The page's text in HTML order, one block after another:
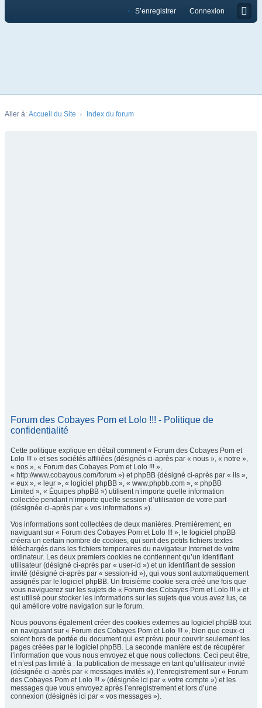
Connexion
S’enregistrer
Aller à: Accueil du Site Index du forum
Forum des Cobayes Pom et Lolo !!! - Politique de
confidentialité
Cette politique explique en détail comment « Forum des Cobayes Pom et
Lolo !!! » et ses sociétés affiliées (désignés ci-après par « nous », « notre »,
« nos », « Forum des Cobayes Pom et Lolo !!! »,
« http://www.cobayous.com/forum ») et phpBB (désigné ci-après par « ils »,
« eux », « leur », « logiciel phpBB », « www.phpbb.com », « phpBB
Limited », « Équipes phpBB ») utilisent n’importe quelle information
collectée pendant n’importe quelle session d’utilisation de votre part
(désignée ci-après par « vos informations »).
Vos informations sont collectées de deux manières. Premièrement, en
naviguant sur « Forum des Cobayes Pom et Lolo !!! », le logiciel phpBB
créera un certain nombre de cookies, qui sont des petits fichiers textes
téléchargés dans les fichiers temporaires du navigateur Internet de votre
ordinateur. Les deux premiers cookies ne contiennent qu’un identifiant
utilisateur (désigné ci-après par « user-id ») et un identifiant de session
invité (désigné ci-après par « session-id »), qui vous sont automatiquement
assignés par le logiciel phpBB. Un troisième cookie sera créé une fois que
vous naviguerez sur les sujets de « Forum des Cobayes Pom et Lolo !!! » et
est utilisé pour stocker les informations sur les sujets que vous avez lus, ce
qui améliore votre navigation sur le forum.
Nous pouvons également créer des cookies externes au logiciel phpBB tout
en naviguant sur « Forum des Cobayes Pom et Lolo !!! », bien que ceux-ci
soient hors de portée du document qui est prévu pour couvrir seulement les
pages créées par le logiciel phpBB. La seconde manière est de récupérer
l’information que vous nous envoyez et que nous collectons. Ceci peut être,
et n’est pas limité à : la publication de message en tant qu’utilisateur invité
(désignée ci-après par « messages invités »), l’enregistrement sur « Forum
des Cobayes Pom et Lolo !!! » (désignée ici par « votre compte ») et les
messages que vous envoyez après l’enregistrement et lors d’une
connexion (désignés ici par « vos messages »).